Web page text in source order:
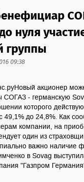
нуля
группы
09:38
акционер
СОГАЗ - германскую
которого
49,1% до 24,8%. Как
компании, на
один из
важно наличие
в Sovag
"Газпром